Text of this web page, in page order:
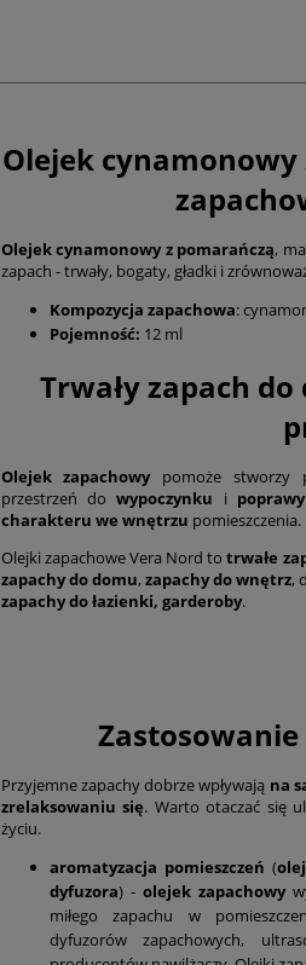
Olejek
Olejek cynamonowy z pomarańczą,
zapach - trwały, bogaty, gładki i
Kompozycja zapachowa:
Pojemność: 12 ml
Trwały zapach
Olejek zapachowypomoże stworzy
przestrzeń dowypoczynku i
charakteru we wnętrzu pomieszczenia.
Olejki zapachowe Vera Nord totrwałe
zapachy do domu, zapachy do wnętrz,
zapachy do łazienki, garderoby.
Przyjemne zapachy dobrze wpływają na
zrelaksowaniu się. Warto otaczać się
życiu.
aromatyzacja pomieszczeń (
dyfuzora) - olejek zapachowy
miłego zapachu w
dyfuzorów zapachowych,